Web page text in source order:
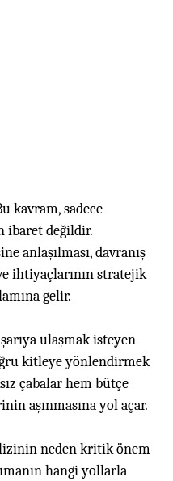
kavram, sadece
ibaret değildir.
anlaşılması, davranış
ihtiyaçlarının stratejik
gelir.
ulaşmak isteyen
kitleye yönlendirmek
çabalar hem bütçe
aşınmasına yol açar.
neden kritik önem
hangi yollarla